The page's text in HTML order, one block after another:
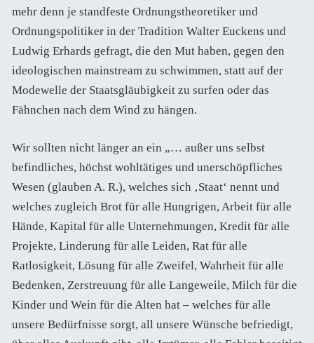
mehr denn je standfeste Ordnungstheoretiker und
Ordnungspolitiker in der Tradition Walter Euckens und
Ludwig Erhards gefragt, die den Mut haben, gegen den
ideologischen mainstream zu schwimmen, statt auf der
Modewelle der Staatsgläubigkeit zu surfen oder das
Fähnchen nach dem Wind zu hängen.
Wir sollten nicht länger an ein „… außer uns selbst
befindliches, höchst wohltätiges und unerschöpfliches
Wesen (glauben A. R.), welches sich ‚Staat‘ nennt und
welches zugleich Brot für alle Hungrigen, Arbeit für alle
Hände, Kapital für alle Unternehmungen, Kredit für alle
Projekte, Linderung für alle Leiden, Rat für alle
Ratlosigkeit, Lösung für alle Zweifel, Wahrheit für alle
Bedenken, Zerstreuung für alle Langeweile, Milch für die
Kinder und Wein für die Alten hat – welches für alle
unsere Bedürfnisse sorgt, all unsere Wünsche befriedigt,